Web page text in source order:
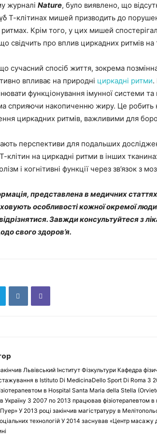
журналі Nature, було виявлено, що
Т-клітинах мишей призводить до
Крім того, у цих мишей
свідчить про вплив циркадних ритмів
сучасний спосіб життя, зокрема
впливає на природні циркадні ритми.
функціонування імунної системи та
сприяючи накопиченню жиру. Це робить
циркадних ритмів, важливими для
перспективи для подальших
клітин на циркадні ритми в інших
і когнітивні функції через зв’язок з
представлена в медичних
особливості кожної окремої
Завжди консультуйтеся з
свого здоров’я.
Львівський Інститут Фізкультури Кафедра
в Istituto Di MedicinaDello Sport Di Roma З
в Hospital Santa Maria della Stella
Україну З 2007 по 2013 працював фізіотерапевтом в
Пуер» У 2013 році закінчив магістратуру в
технологій У 2014 заснував «Центр